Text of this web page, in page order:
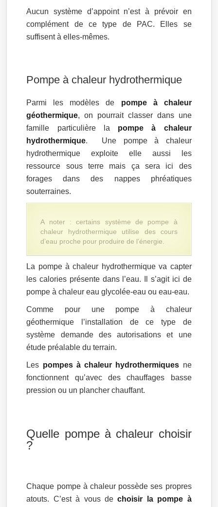
Aucun système d’appoint n’est à prévoir en
complément de ce type de PAC. Elles se
suffisent à elles-mêmes.
Pompe à chaleur hydrothermique
Parmi les modèles de pompe à chaleur
géothermique, on pourrait classer dans une
famille particulière la pompe à chaleur
hydrothermique. Une pompe à chaleur
hydrothermique exploite elle aussi les
ressource sous terre mais ça sera ici des
forages dans des nappes phréatiques
souterraines.
A noter : certains système de pompe à
chaleur hydrothermique utilise des cours
d’eau proche pour produire de l’énergie.
La pompe à chaleur hydrothermique va capter
les calories présente dans l’eau. Il s’agit ici de
pompe à chaleur eau glycolée-eau ou eau-eau.
Comme pour une pompe à chaleur
géothermique l’installation de ce type de
système demande des autorisations et une
étude préalable du terrain.
Les pompes à chaleur hydrothermiques ne
fonctionnent qu’avec des chauffages basse
pression ou un plancher chauffant.
Quelle pompe à chaleur choisir
?
Chaque pompe à chaleur possède ses propres
atouts. C’est à vous dechoisir la pompe à